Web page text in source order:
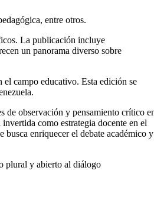
entre otros.
La publicación incluye
un panorama diverso sobre
el campo educativo. Esta edición se
de observación y pensamiento crítico
como estrategia docente en el
enriquecer el debate académico y
plural y abierto al diálogo